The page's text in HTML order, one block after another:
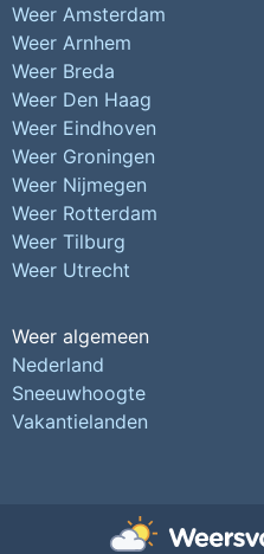
Weer Amsterdam
Weer Arnhem
Weer Breda
Weer Den Haag
Weer Eindhoven
Weer Groningen
Weer Nijmegen
Weer Rotterdam
Weer Tilburg
Weer Utrecht
Weer algemeen
Nederland
Sneeuwhoogte
Vakantielanden